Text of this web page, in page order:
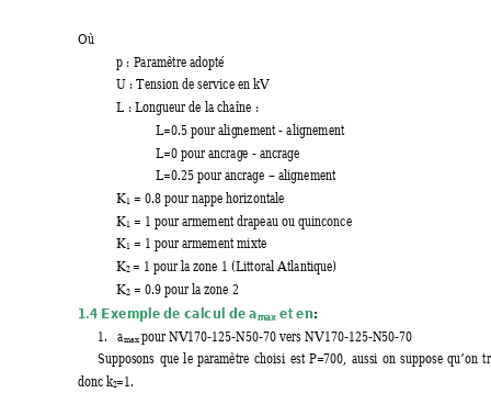
Où
p : Paramètre adopté
U : Tension de service en kV
L : Longueur de la chaîne :
L=0.5 pour alignement - alignement
L=0 pour ancrage - ancrage
L=0.25 pour ancrage – alignement
K1 = 0.8 pour nappe horizontale
K1 = 1 pour armement drapeau ou quinconce
K1 = 1 pour armement mixte
K2 = 1 pour la zone 1 (Littoral Atlantique)
K2 = 0.9 pour la zone 2
1.4 Exemple de calcul de amax et en:
1. amax pour NV170-125-N50-70 vers NV170-125-N50-70
Supposons que le paramètre choisi est P=700, aussi on suppose qu’on
donc k2=1.